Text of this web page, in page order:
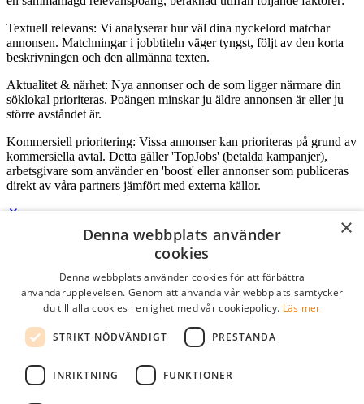
Textuell relevans: Vi analyserar hur väl dina nyckelord matchar
annonsen. Matchningar i jobbtiteln väger tyngst, följt av den korta
beskrivningen och den allmänna texten.
Aktualitet & närhet: Nya annonser och de som ligger närmare din
söklokal prioriteras. Poängen minskar ju äldre annonsen är eller ju
större avståndet är.
Kommersiell prioritering: Vissa annonser kan prioriteras på grund av
kommersiella avtal. Detta gäller 'TopJobs' (betalda kampanjer),
arbetsgivare som använder en 'boost' eller annonser som publiceras
direkt av våra partners jämfört med externa källor.
Lösenord
kom ihåg mig
logga in
×
Denna webbplats använder
cookies
Denna webbplats använder cookies för att förbättra
användarupplevelsen. Genom att använda vår webbplats samtycker
du till alla cookies i enlighet med vår cookiepolicy. Läs mer
STRIKT NÖDVÄNDIGT PRESTANDA
INRIKTNING FUNKTIONER